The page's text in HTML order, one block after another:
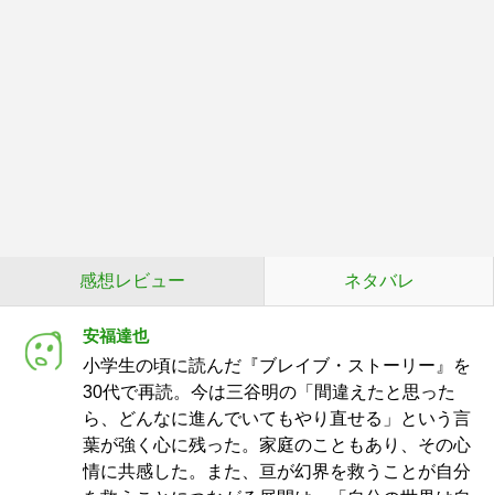
感想レビュー ネタバレ
安福達也
小学生の頃に読んだ『ブレイブ・ストーリー』を
30代で再読。今は三谷明の「間違えたと思った
ら、どんなに進んでいてもやり直せる」という言
葉が強く心に残った。家庭のこともあり、その心
情に共感した。また、亘が幻界を救うことが自分